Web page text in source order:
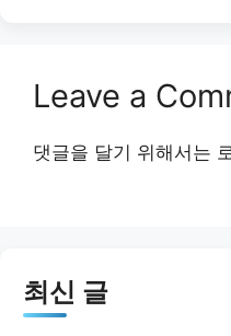
Leave a
댓글을 달기 위해서는
최신 글